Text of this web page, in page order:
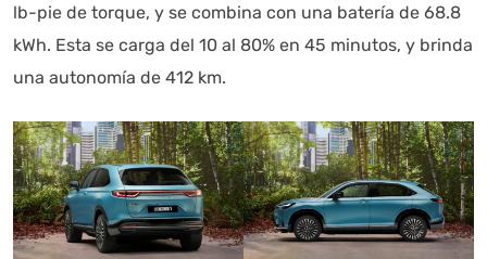
lb-pie de torque, y se combina con una batería de 68.8
kWh. Esta se carga del 10 al 80% en 45 minutos, y brinda
una autonomía de 412 km.